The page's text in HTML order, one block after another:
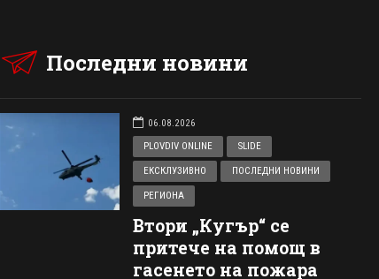
Последни новини
06.08.2026
PLOVDIV ONLINE
SLIDE
ЕКСКЛУЗИВНО ПОСЛЕДНИ НОВИНИ
РЕГИОНА
Втори „Кугър“ се
притече на помощ в
гасенето на пожара